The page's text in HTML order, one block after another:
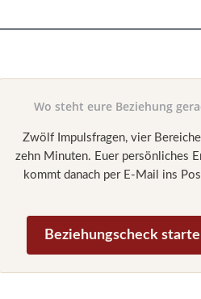
Wo steht eure Beziehung
Zwölf Impulsfragen, vier
zehn Minuten. Euer persönliches
kommt danach per E-Mail ins
Beziehungscheck